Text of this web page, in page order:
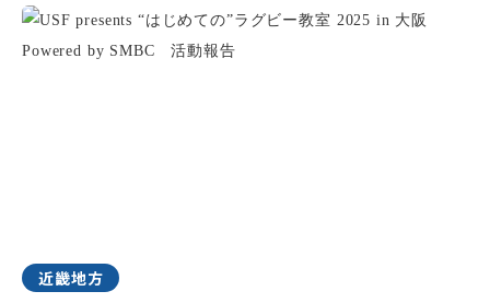
近畿地方